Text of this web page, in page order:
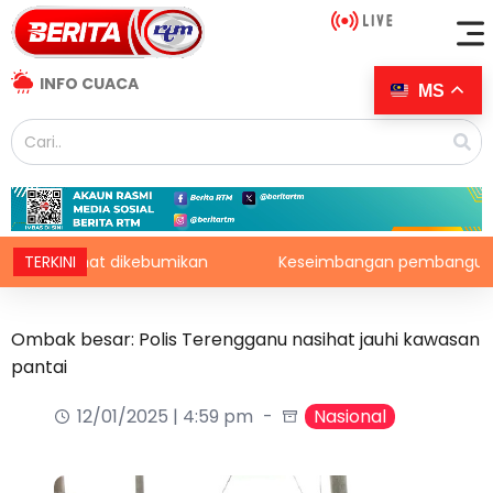
INFO CUACA
TERKINIdikebumikan Keseimbangan pembangunan
Ombak besar: Polis Terengganu nasihat jauhi kawasan
pantai
12/01/2025 | 4:59 pm
Nasional
MS